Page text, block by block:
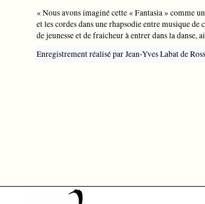
« Nous avons imaginé cette « Fantasia » comme
et les cordes dans une rhapsodie entre musique
de jeunesse et de fraicheur à entrer dans la
Enregistrement réalisé par Jean-Yves Labat de
Philippe Berrod… and friends